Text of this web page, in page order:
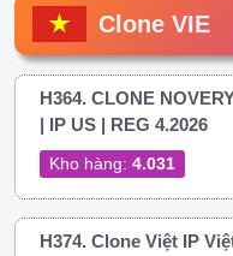
Clone VIE
H364. CLONE
| IP US | REG 4.2026
Kho hàng: 4.031
H374. Clone Việt IP